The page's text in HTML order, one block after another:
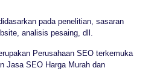
pada penelitian, sasaran
analisis pesaing, dll.
Perusahaan SEO terkemuka
Jasa SEO Harga Murah dan